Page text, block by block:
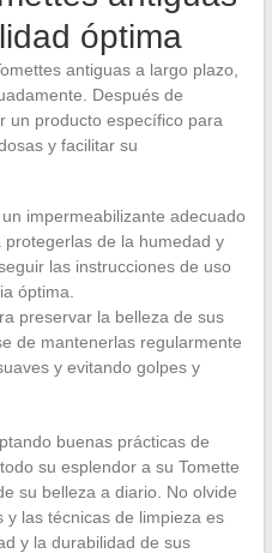
óptima
antiguas a largo plazo,
Después de
un producto específico para
y facilitar su
impermeabilizante adecuado
de la humedad y
las instrucciones de uso
óptima.
preservar la belleza de sus
de mantenerlas regularmente
y evitando golpes y
buenas prácticas de
su esplendor a su Tomette
su belleza a diario. No olvide
las técnicas de limpieza es
y la durabilidad de sus